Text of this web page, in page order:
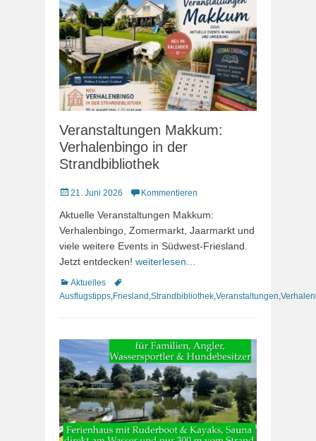
Veranstaltungen Makkum:
Verhalenbingo in der
Strandbibliothek
Veröffentlicht
21. Juni 2026 Kommentieren
Aktuelle Veranstaltungen Makkum:
Verhalenbingo, Zomermarkt, Jaarmarkt und
viele weitere Events in Südwest-Friesland.
Jetzt entdecken! weiterlesen…
Kategorien
Aktuelles
Schlagworte
Ausflugstipps Friesland Strandbibliothek Veranstaltungen